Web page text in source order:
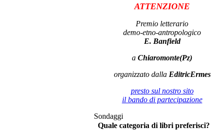
ATTENZIONE
Premio letterario
demo-etno-antropologico
E. Banfield
a Chiaromonte(Pz)
organizzato dalla EditricErmes
presto sul nostro sito
il bando di partecipazione
Sondaggi
Quale categoria di libri preferisci?